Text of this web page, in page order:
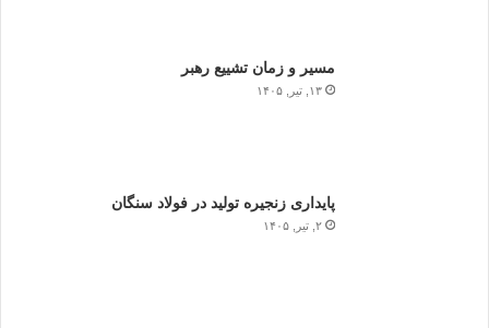
مسیر و زمان تشییع رهبر
۱۳, تیر, ۱۴۰۵
پایداری زنجیره تولید در فولاد سنگان
۲, تیر, ۱۴۰۵